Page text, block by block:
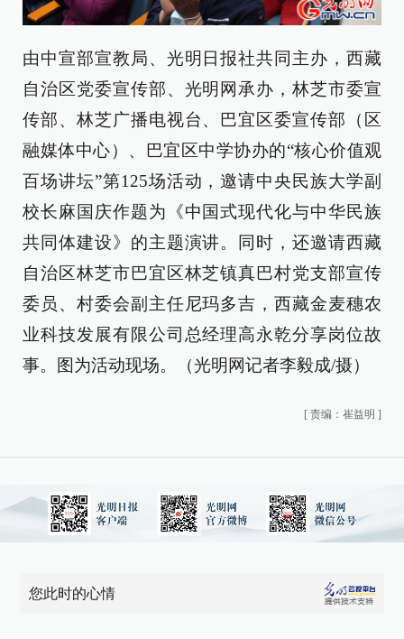
由中宣部宣教局、光明日报社共同主办，西藏
自治区党委宣传部、光明网承办，林芝市委宣
传部、林芝广播电视台、巴宜区委宣传部（区
融媒体中心）、巴宜区中学协办的“核心价值观
百场讲坛”第125场活动，邀请中央民族大学副
校长麻国庆作题为《中国式现代化与中华民族
共同体建设》的主题演讲。同时，还邀请西藏
自治区林芝市巴宜区林芝镇真巴村党支部宣传
委员、村委会副主任尼玛多吉，西藏金麦穗农
业科技发展有限公司总经理高永乾分享岗位故
事。图为活动现场。（光明网记者李毅成/摄）
[ 责编：崔益明 ]
您此时的心情